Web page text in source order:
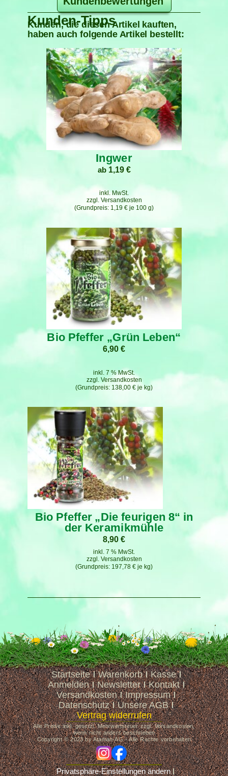
Kunden-Tipps
Kunden, die diesen Artikel kauften,
haben auch folgende Artikel bestellt:
Ingwer
ab 1,19 €
1,19 € je 100 g
inkl. MwSt.
zzgl. Versandkosten
Bio Pfeffer „Grün Leben“
6,90 €
138,00 € je kg
inkl. 7 % MwSt.
zzgl. Versandkosten
Bio Pfeffer „Die feurigen 8“ in
der Keramikmühle
8,90 €
197,78 € je kg
inkl. 7 % MwSt.
zzgl. Versandkosten
Startseite Warenkorb
Kasse
Anmelden
Newsletter
Kontakt
Versandkosten
Impressum
Datenschutz
Unsere AGB
Vertrag widerrufen
Alle Preise inkl. gesetzl. Mehrwertsteuer zzgl. Versandkosten,
wenn nicht anders beschrieben
Copyright © 2023 by Ataman-AG - Alle Rechte vorbehalten
igfb
Privatsphäre-Einstellungen ändern